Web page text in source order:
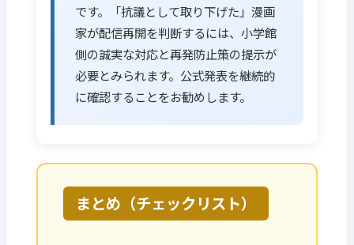
です。「抗議として取り下げた」漫画
家が配信再開を判断するには、小学館
側の誠実な対応と再発防止策の提示が
必要とみられます。公式発表を継続的
に確認することをお勧めします。
まとめ（チェックリスト）